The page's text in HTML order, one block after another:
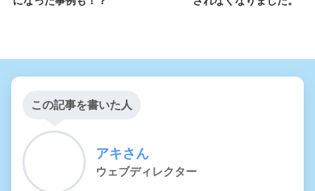
この記事を書いた人
アキさん
ウェブディレクター